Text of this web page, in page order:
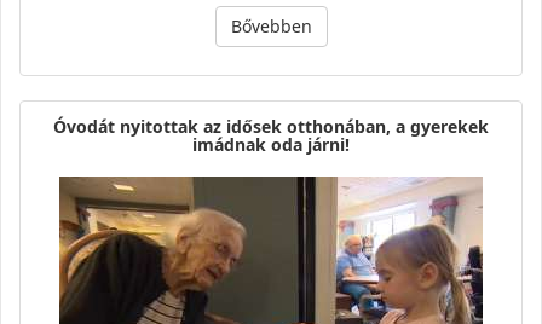
Bővebben
Óvodát nyitottak az idősek otthonában, a gyerekek
imádnak oda járni!